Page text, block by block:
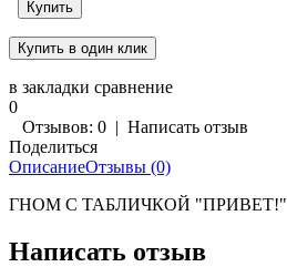
в закладки сравнение
0
Отзывов: 0 | Написать отзыв
Поделиться
ОписаниеОтзывы (0)
ГНОМ С ТАБЛИЧКОЙ "ПРИВЕТ!"
Написать отзыв